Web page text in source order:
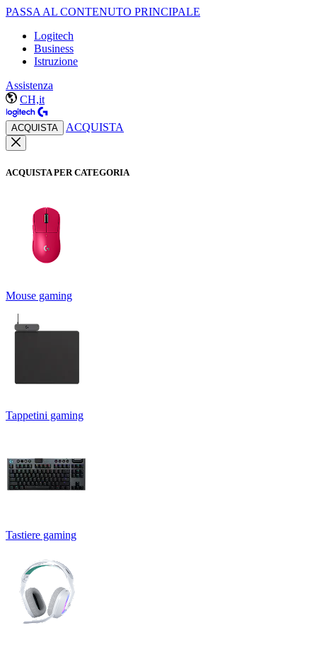
PASSA AL CONTENUTO PRINCIPALE
Logitech
Business
Istruzione
Assistenza
CH,it
ACQUISTA ACQUISTA
ACQUISTA PER CATEGORIA
Mouse gaming
Tappetini gaming
Tastiere gaming